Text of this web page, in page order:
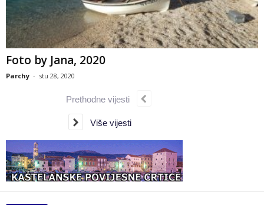
Foto by Jana, 2020
Parchy - stu 28, 2020
Prethodne vijesti
Više vijesti